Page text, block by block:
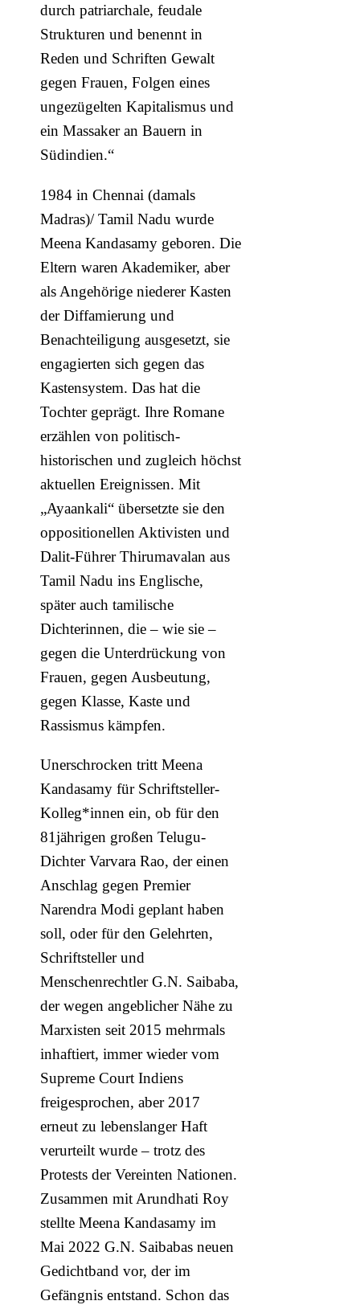
durch patriarchale, feudale
Strukturen und benennt in
Reden und Schriften Gewalt
gegen Frauen, Folgen eines
ungezügelten Kapitalismus und
ein Massaker an Bauern in
Südindien.“
1984 in Chennai (damals
Madras)/ Tamil Nadu wurde
Meena Kandasamy geboren. Die
Eltern waren Akademiker, aber
als Angehörige niederer Kasten
der Diffamierung und
Benachteiligung ausgesetzt, sie
engagierten sich gegen das
Kastensystem. Das hat die
Tochter geprägt. Ihre Romane
erzählen von politisch-
historischen und zugleich höchst
aktuellen Ereignissen. Mit
„Ayaankali“ übersetzte sie den
oppositionellen Aktivisten und
Dalit-Führer Thirumavalan aus
Tamil Nadu ins Englische,
später auch tamilische
Dichterinnen, die – wie sie –
gegen die Unterdrückung von
Frauen, gegen Ausbeutung,
gegen Klasse, Kaste und
Rassismus kämpfen.
Unerschrocken tritt Meena
Kandasamy für Schriftsteller-
Kolleg*innen ein, ob für den
81jährigen großen Telugu-
Dichter Varvara Rao, der einen
Anschlag gegen Premier
Narendra Modi geplant haben
soll, oder für den Gelehrten,
Schriftsteller und
Menschenrechtler G.N. Saibaba,
der wegen angeblicher Nähe zu
Marxisten seit 2015 mehrmals
inhaftiert, immer wieder vom
Supreme Court Indiens
freigesprochen, aber 2017
erneut zu lebenslanger Haft
verurteilt wurde – trotz des
Protests der Vereinten Nationen.
Zusammen mit Arundhati Roy
stellte Meena Kandasamy im
Mai 2022 G.N. Saibabas neuen
Gedichtband vor, der im
Gefängnis entstand. Schon das